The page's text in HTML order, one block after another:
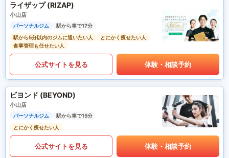
ライザップ (RIZAP)
小山店
パーソナルジム
駅から車で17分
駅から5分以内のジムに通いたい人
とにかく痩せたい人
食事管理も任せたい人
公式サイトを見る 体験・相談予約
ビヨンド (BEYOND)
小山店
パーソナルジム
駅から車で15分
とにかく痩せたい人
公式サイトを見る 体験・相談予約